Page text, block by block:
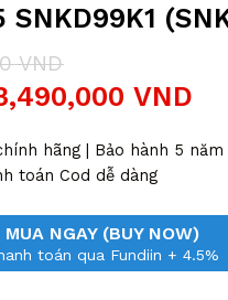
SNKD99K1
VND
VND.
VND
VND.
hãng | Bảo hành 5 năm
toán Cod dễ dàng
MUA NGAY (BUY NOW)
toán qua Fundiin + 4.5%